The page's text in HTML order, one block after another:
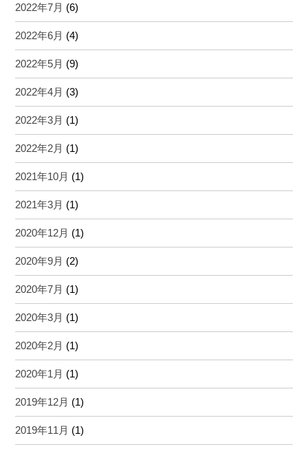
2022年7月 (6)
2022年6月 (4)
2022年5月 (9)
2022年4月 (3)
2022年3月 (1)
2022年2月 (1)
2021年10月 (1)
2021年3月 (1)
2020年12月 (1)
2020年9月 (2)
2020年7月 (1)
2020年3月 (1)
2020年2月 (1)
2020年1月 (1)
2019年12月 (1)
2019年11月 (1)